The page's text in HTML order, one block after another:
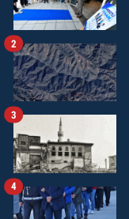
2
3
4